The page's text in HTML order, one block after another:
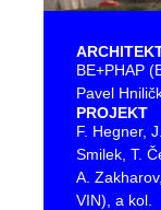
BE+PHAP
Pavel
PROJEKT
F. Hegner,
Smilek, T.
A.
VIN), a kol.